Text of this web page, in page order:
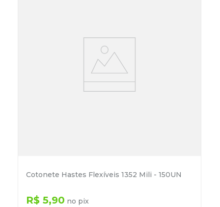
Cotonete Hastes Flexíveis 1352 Mili - 150UN
R$ 5,90 no pix